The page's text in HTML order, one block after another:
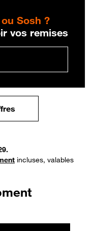
Sosh ?
vos remises
incluses, valables